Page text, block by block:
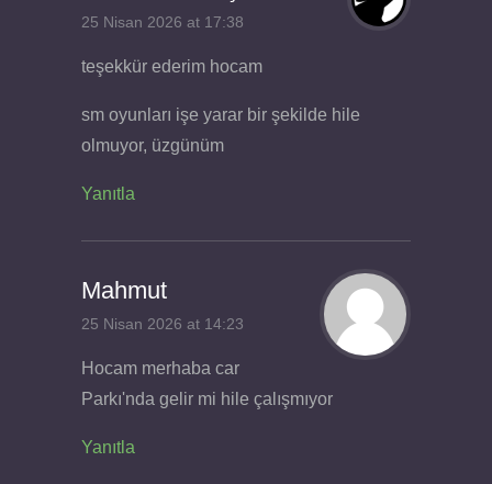
25 Nisan 2026 at 17:38
teşekkür ederim hocam
sm oyunları işe yarar bir şekilde hile
olmuyor, üzgünüm
Yanıtla
Mahmut
25 Nisan 2026 at 14:23
Hocam merhaba car
Parkı'nda gelir mi hile çalışmıyor
Yanıtla